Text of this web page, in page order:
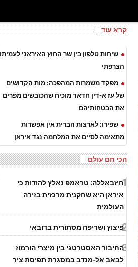
קרא עוד
שיחות טלפון בין שר החוץ האיראני לעמיתו
הצרפתי
מפקד משמרות המהפכה: מות הקדושים
של עז א-דין חדאד מוכיח שהכובשים מפרים
את הבטחותיהם
שפירו: לארצות הברית אין אפשרות
מתאימה לסיים את המלחמה נגד איראן
הכי חם עולם
1חיזבאללה: טראמפ נאלץ להודות כי
איראן היא שחקנית מרכזית בזירה
העולמית
2פיצוץ ושריפה מסתורית בדובאי
3החיבור האסטרטגי בין מיצרי הורמוז
לבאב אל-מנדב במסגרת תפיסת ציר